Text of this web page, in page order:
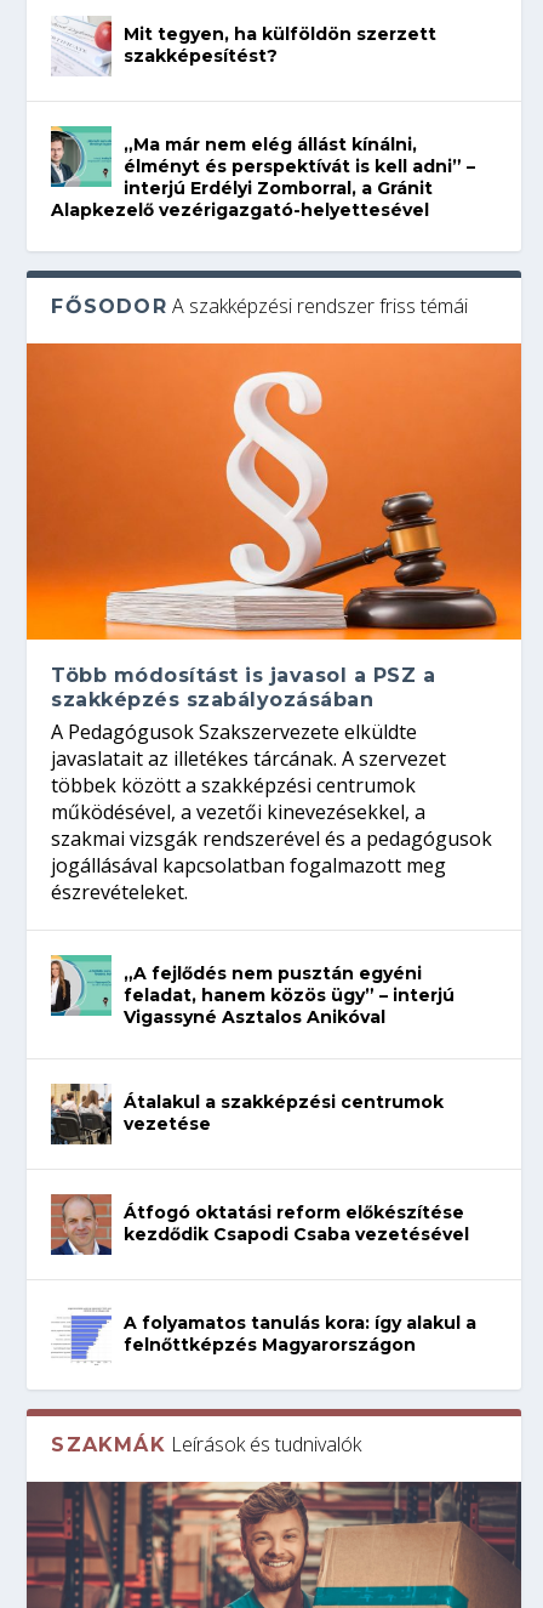
Mit tegyen, ha külföldön szerzett
szakképesítést?
„Ma már nem elég állást kínálni,
élményt és perspektívát is kell adni” –
interjú Erdélyi Zomborral, a Gránit
Alapkezelő vezérigazgató-helyettesével
FŐSODOR A szakképzési rendszer friss témái
Több módosítást is javasol a PSZ a
szakképzés szabályozásában
A Pedagógusok Szakszervezete elküldte
javaslatait az illetékes tárcának. A szervezet
többek között a szakképzési centrumok
működésével, a vezetői kinevezésekkel, a
szakmai vizsgák rendszerével és a pedagógusok
jogállásával kapcsolatban fogalmazott meg
észrevételeket.
„A fejlődés nem pusztán egyéni
feladat, hanem közös ügy” – interjú
Vigassyné Asztalos Anikóval
Átalakul a szakképzési centrumok
vezetése
Átfogó oktatási reform előkészítése
kezdődik Csapodi Csaba vezetésével
A folyamatos tanulás kora: így alakul a
felnőttképzés Magyarországon
SZAKMÁK Leírások és tudnivalók